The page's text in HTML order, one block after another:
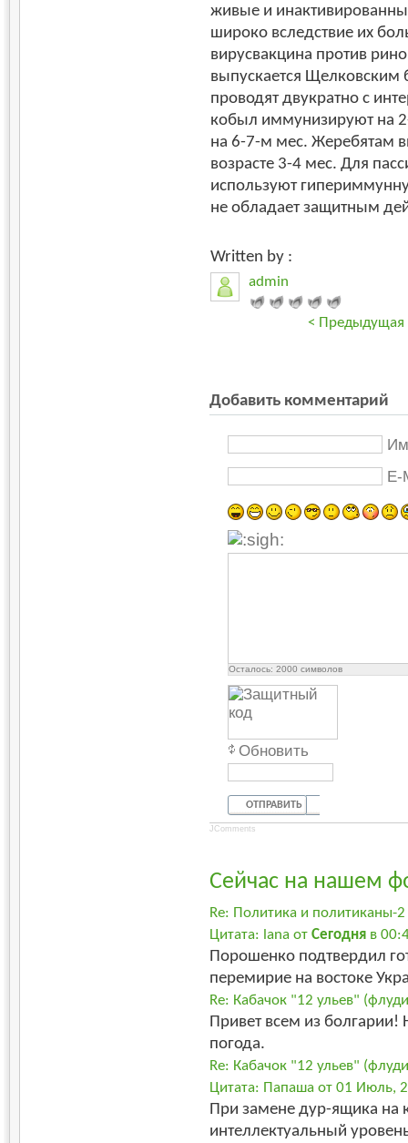
живые и
широко вследствие их
вирусвакцина против
выпускается
проводят двукратно с
кобыл иммунизируют на
на 6-7-м мес. Жеребятам
возрасте 3-4 мес. Для
используют
не обладает защитным
Written by :
admin
< Предыдущая
Добавить комментарий
E-
Осталось: 2000 символов
Обновить
ОТПРАВИТЬ
JComments
Сейчас на нашем
Re: Политика и политиканы-2
Цитата: lana от Сегодня в
Порошенко подтвердил
перемирие на
Re: Кабачок "12 ульев"
Привет всем из болгарии!
погода.
Re: Кабачок "12 ульев"
Цитата: Папаша от 01 Июль,
При замене дур-ящика на
интеллектуальный